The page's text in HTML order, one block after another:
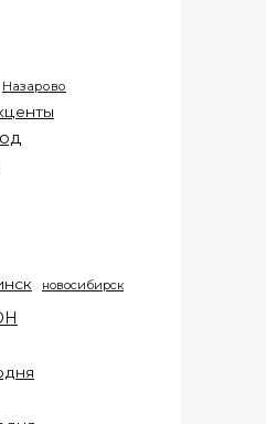
Назарово
новосибирск